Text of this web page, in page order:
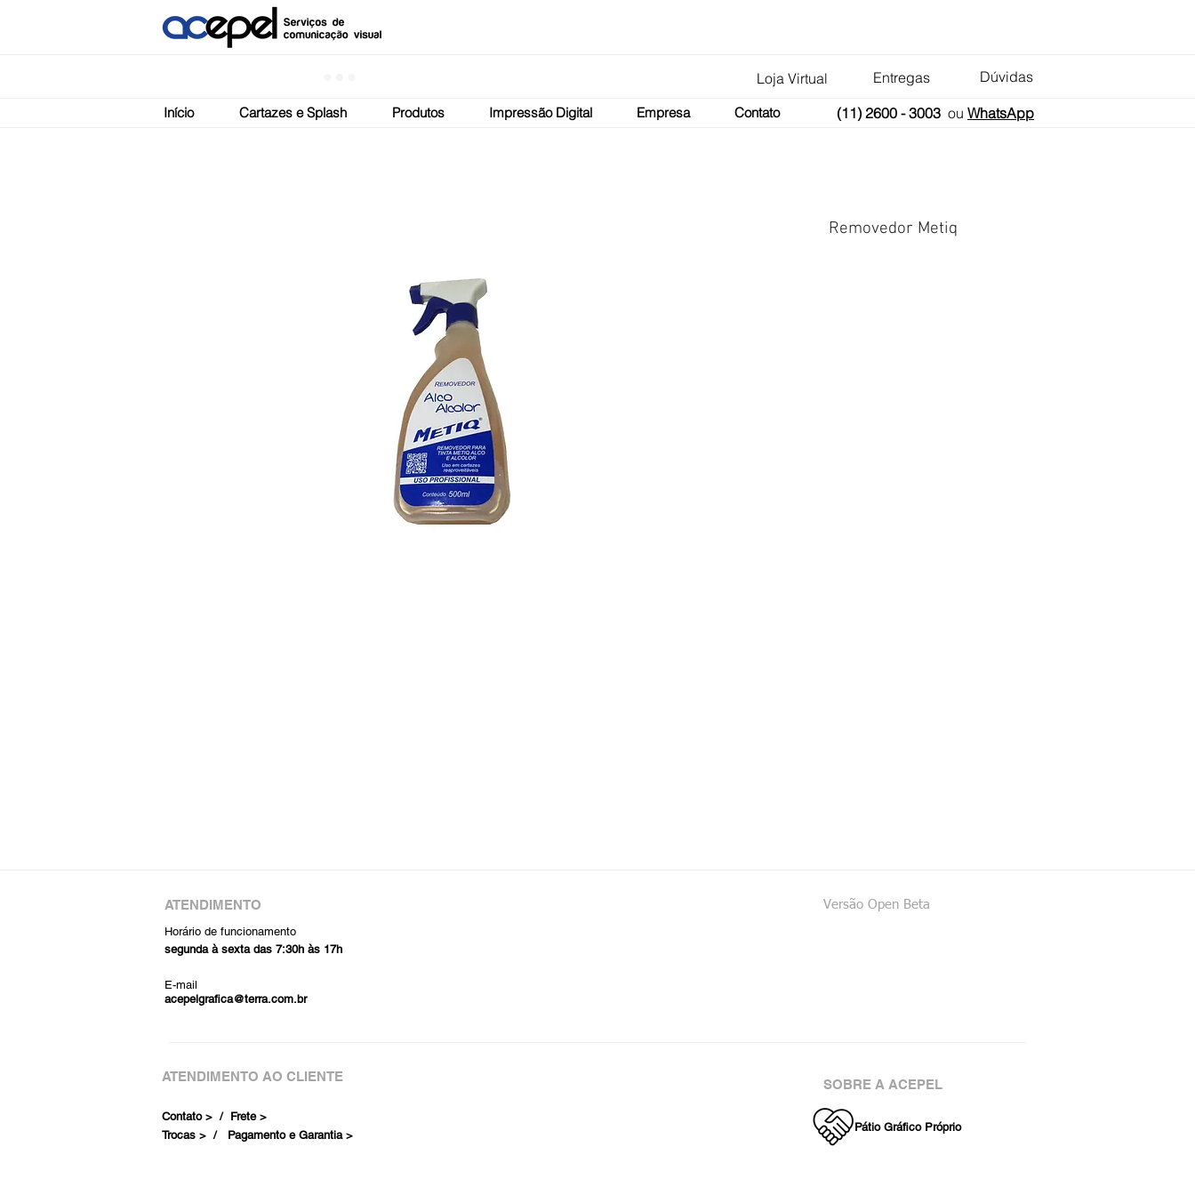
Loja Virtual Entregas Dúvidas
Removedor Metiq
(11) 2600 - 3003 ou WhatsApp
Início Cartazes e Splash Produtos Impressão Digital Empresa Contato
ATENDIMENTO
Versão Open Beta
Horário de funcionamento
segunda à sexta das 7:30h às 17h
E-mail
acepelgrafica@terra.com.br
ATENDIMENTO AO CLIENTE
Contato > / Frete >
Trocas > / Pagamento e Garantia >
SOBRE A ACEPEL
Pátio Gráfico Próprio